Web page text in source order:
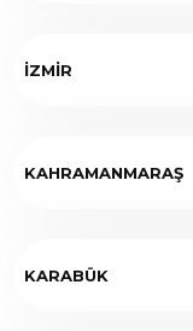
İZMİR
KAHRAMANMARAŞ
KARABÜK